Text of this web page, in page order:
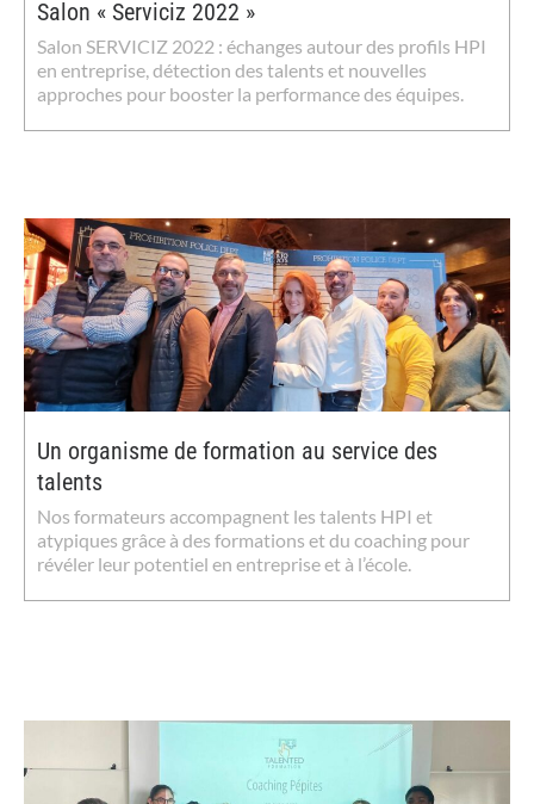
Salon « Serviciz 2022 »
Salon SERVICIZ 2022 : échanges autour des profils HPI
en entreprise, détection des talents et nouvelles
approches pour booster la performance des équipes.
Un organisme de formation au service des
talents
Nos formateurs accompagnent les talents HPI et
atypiques grâce à des formations et du coaching pour
révéler leur potentiel en entreprise et à l’école.